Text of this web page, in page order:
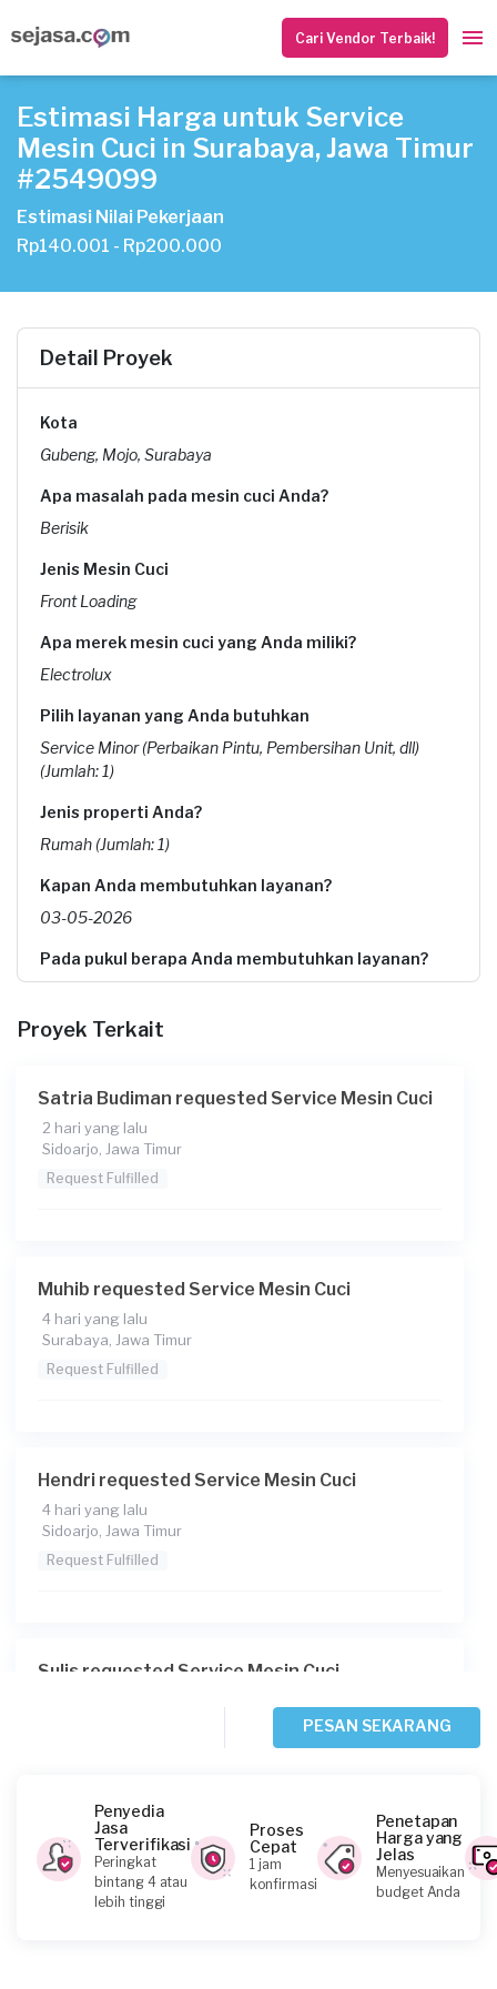
Cari Vendor Terbaik!
Estimasi Harga untuk Service
Mesin Cuci in Surabaya, Jawa Timur
#2549099
Estimasi Nilai Pekerjaan
Rp140.001 - Rp200.000
Detail Proyek
Kota
Gubeng, Mojo, Surabaya
Apa masalah pada mesin cuci Anda?
Berisik
Jenis Mesin Cuci
Front Loading
Apa merek mesin cuci yang Anda miliki?
Electrolux
Pilih layanan yang Anda butuhkan
Service Minor (Perbaikan Pintu, Pembersihan Unit, dll)
(Jumlah: 1)
Jenis properti Anda?
Rumah (Jumlah: 1)
Kapan Anda membutuhkan layanan?
03-05-2026
Pada pukul berapa Anda membutuhkan layanan?
Berapa budget total untuk layanan ini?
Catatan
Proyek Terkait
Satria Budiman requested Service Mesin Cuci
2 hari yang lalu
Sidoarjo, Jawa Timur
Request Fulfilled
Muhib requested Service Mesin Cuci
4 hari yang lalu
Surabaya, Jawa Timur
Request Fulfilled
Hendri requested Service Mesin Cuci
4 hari yang lalu
Sidoarjo, Jawa Timur
Request Fulfilled
Sulis requested Service Mesin Cuci
Adrian Himawan Santoso requested Service
Mesin Cuci
7 hari yang lalu
PESAN SEKARANG
Penyedia
Jasa
Terverifikasi
Peringkat
bintang 4 atau
lebih tinggi
Proses
Cepat
1 jam
konfirmasi
Penetapan
Harga yang
Jelas
Menyesuaikan
budget Anda